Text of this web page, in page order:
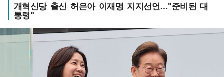
개혁신당 출신 허은아 이재명 지지선언…"준비된 대
통령"